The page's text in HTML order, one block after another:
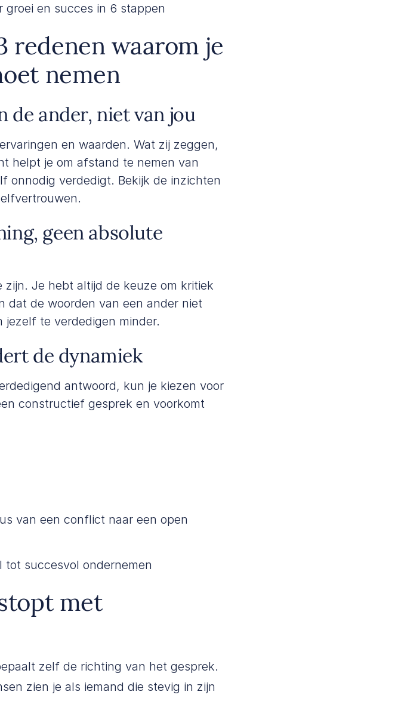
en succes in 6 stappen
redenen waarom je
nemen
de ander, niet van jou
en waarden. Wat zij zeggen,
helpt je om afstand te nemen van
onnodig verdedigt. Bekijk de inzichten
geen absolute
Je hebt altijd de keuze om kritiek
dat de woorden van een ander niet
te verdedigen minder.
de dynamiek
antwoord, kun je kiezen voor
constructief gesprek en voorkomt
van een conflict naar een open
tot succesvol ondernemen
met
zelf de richting van het gesprek.
zien je als iemand die stevig in zijn